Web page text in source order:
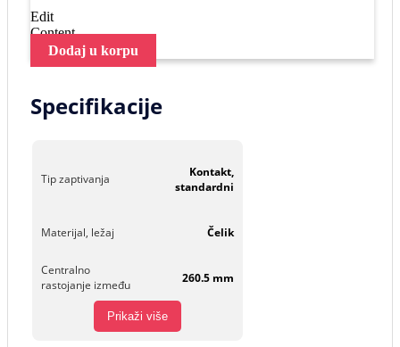
Edit
Content
Dodaj u korpu
Specifikacije
Tip zaptivanja
Kontakt,
standardni
Materijal, ležaj Čelik
Centralno
rastojanje između
260.5 mm
Prikaži više